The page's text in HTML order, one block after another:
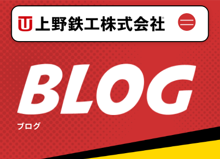
会社案内
理念と歴史
設備紹介
サービス
品質と安全
ブログ